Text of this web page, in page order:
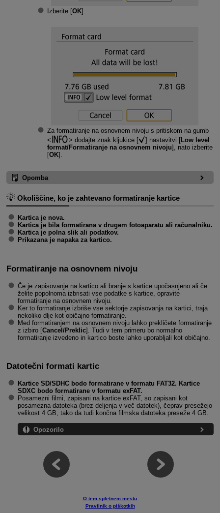
Izberite [OK].
Za formatiranje na osnovnem nivoju s pritiskom na gumb
dodajte znak kljukice [
] nastavitvi [Low level
format/Formatiranje na osnovnem nivoju], nato izberite
[OK].
Opomba
Okoliščine, ko je zahtevano formatiranje kartice
Kartica je nova.
Kartica je bila formatirana v drugem fotoaparatu ali računalniku.
Kartica je polna slik ali podatkov.
Prikazana je napaka za kartico.
Formatiranje na osnovnem nivoju
Če je zapisovanje na kartico ali branje s kartice upočasnjeno ali če
želite popolnoma izbrisati vse podatke s kartice, opravite
formatiranje na osnovnem nivoju.
Ker to formatiranje izbriše vse sektorje zapisovanja na kartici, traja
nekoliko dlje kot običajno formatiranje.
Med formatiranjem na osnovnem nivoju lahko prekličete formatiranje
z izbiro [Cancel/Preklic]. Tudi v tem primeru bo normalno
formatiranje izvedeno in kartico boste lahko uporabljali kot običajno.
Datotečni formati kartic
Kartice SD/SDHC bodo formatirane v formatu FAT32. Kartice
SDXC bodo formatirane v formatu exFAT.
Posamezni filmi, zapisani na kartice exFAT, so zapisani kot
posamezna datoteka (brez deljenja v več datotek), čeprav presežejo
velikost 4 GB, tako da tudi končna filmska datoteka preseže 4 GB.
Opozorilo
O tem spletnem mestu
Pravilnik o piškotkih